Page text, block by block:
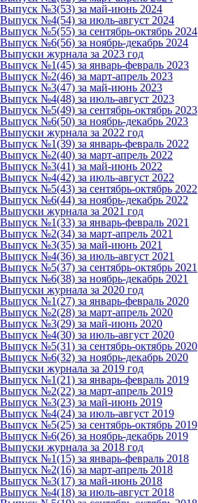
Выпуск №3(53) за май-июнь 2024
Выпуск №4(54) за июль-август 2024
Выпуск №5(55) за сентябрь-октябрь 2024
Выпуск №6(56) за ноябрь-декабрь 2024
Выпуски журнала за 2023 год
Выпуск №1(45) за январь-февраль 2023
Выпуск №2(46) за март-апрель 2023
Выпуск №3(47) за май-июнь 2023
Выпуск №4(48) за июль-август 2023
Выпуск №5(49) за сентябрь-октябрь 2023
Выпуск №6(50) за ноябрь-декабрь 2023
Выпуски журнала за 2022 год
Выпуск №1(39) за январь-февраль 2022
Выпуск №2(40) за март-апрель 2022
Выпуск №3(41) за май-июнь 2022
Выпуск №4(42) за июль-август 2022
Выпуск №5(43) за сентябрь-октябрь 2022
Выпуск №6(44) за ноябрь-декабрь 2022
Выпуски журнала за 2021 год
Выпуск №1(33) за январь-февраль 2021
Выпуск №2(34) за март-апрель 2021
Выпуск №3(35) за май-июнь 2021
Выпуск №4(36) за июль-август 2021
Выпуск №5(37) за сентябрь-октябрь 2021
Выпуск №6(38) за ноябрь-декабрь 2021
Выпуски журнала за 2020 год
Выпуск №1(27) за январь-февраль 2020
Выпуск №2(28) за март-апрель 2020
Выпуск №3(29) за май-июнь 2020
Выпуск №4(30) за июль-август 2020
Выпуск №5(31) за сентябрь-октябрь 2020
Выпуск №6(32) за ноябрь-декабрь 2020
Выпуски журнала за 2019 год
Выпуск №1(21) за январь-февраль 2019
Выпуск №2(22) за март-апрель 2019
Выпуск №3(23) за май-июнь 2019
Выпуск №4(24) за июль-август 2019
Выпуск №5(25) за сентябрь-октябрь 2019
Выпуск №6(26) за ноябрь-декабрь 2019
Выпуски журнала за 2018 год
Выпуск №1(15) за январь-февраль 2018
Выпуск №2(16) за март-апрель 2018
Выпуск №3(17) за май-июнь 2018
Выпуск №4(18) за июль-август 2018